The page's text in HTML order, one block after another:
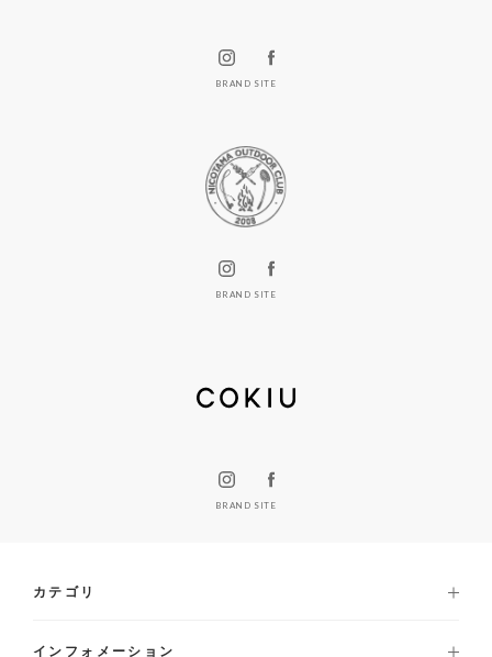
BRAND SITE
BRAND SITE
BRAND SITE
カテゴリ
インフォメーション